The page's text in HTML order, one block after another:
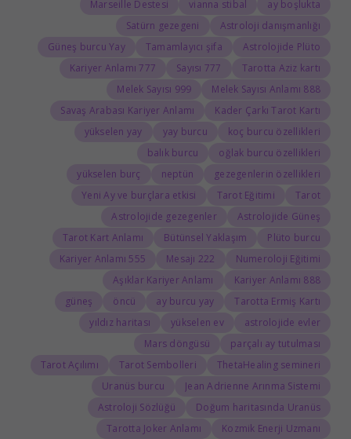
ay boşlukta
vianna stibal
Marseille Destesi
Astroloji danışmanlığı
Satürn gezegeni
Astrolojide Plüto
Tamamlayıcı şifa
Güneş burcu Yay
Tarotta Aziz kartı
777 Sayısı
777 Kariyer Anlamı
888 Melek Sayısı Anlamı
999 Melek Sayısı
Kader Çarkı Tarot Kartı
Savaş Arabası Kariyer Anlamı
koç burcu özellikleri
yay burcu
yükselen yay
oğlak burcu özellikleri
balık burcu
gezegenlerin özellikleri
neptün
yükselen burç
Tarot
Tarot Eğitimi
Yeni Ay ve burçlara etkisi
Astrolojide Güneş
Astrolojide gezegenler
Plüto burcu
Bütünsel Yaklaşım
Tarot Kart Anlamı
Numeroloji Eğitimi
222 Mesajı
555 Kariyer Anlamı
888 Kariyer Anlamı
Aşıklar Kariyer Anlamı
Tarotta Ermiş Kartı
ay burcu yay
öncü
güneş
astrolojide evler
yükselen ev
yıldız haritası
parçalı ay tutulması
Mars döngüsü
ThetaHealing semineri
Tarot Sembolleri
Tarot Açılımı
Jean Adrienne Arınma Sistemi
Uranüs burcu
Doğum haritasında Uranüs
Astroloji Sözlüğü
Kozmik Enerji Uzmanı
Tarotta Joker Anlamı